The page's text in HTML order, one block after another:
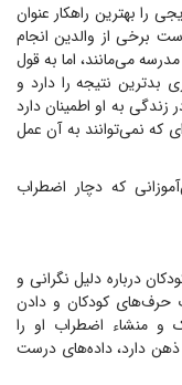
را بهترین راهکار عنوان
برخی از والدین انجام
می‌مانند، اما به قول
بدترین نتیجه را دارد و
به او اطمینان دارد
که نمی‌توانند به آن عمل
که دچار اضطراب
درباره دلیل نگرانی و
حرف‌های کودکان و دادن
و منشاء اضطراب او را
ذهن دارد، داده‌های درست